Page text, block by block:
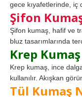
gece kıyafetlerinde, iç
Şifon
Şifon kumaş, hafif ve
bluz tasarımlarında
Krep
Krep kumaş, ince
kullanılır. Akışkan
Tül Kumaş